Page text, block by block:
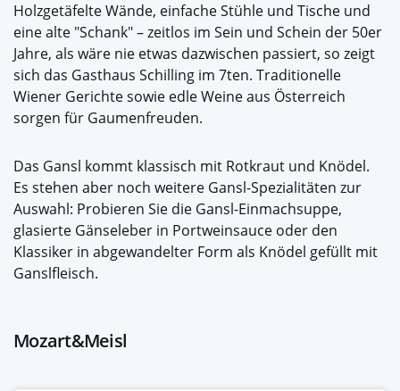
Holzgetäfelte Wände, einfache Stühle und Tische und
eine alte "Schank" – zeitlos im Sein und Schein der 50er
Jahre, als wäre nie etwas dazwischen passiert, so zeigt
sich das Gasthaus Schilling im 7ten. Traditionelle
Wiener Gerichte sowie edle Weine aus Österreich
sorgen für Gaumenfreuden.
Das Gansl kommt klassisch mit Rotkraut und Knödel.
Es stehen aber noch weitere Gansl-Spezialitäten zur
Auswahl: Probieren Sie die Gansl-Einmachsuppe,
glasierte Gänseleber in Portweinsauce oder den
Klassiker in abgewandelter Form als Knödel gefüllt mit
Ganslfleisch.
Mozart&Meisl